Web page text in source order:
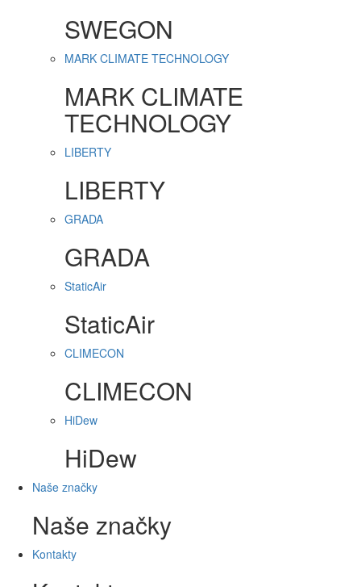
SWEGON
MARK CLIMATE TECHNOLOGY
MARK CLIMATE
TECHNOLOGY
LIBERTY
LIBERTY
GRADA
GRADA
StaticAir
StaticAir
CLIMECON
CLIMECON
HiDew
HiDew
Naše značky
Naše značky
Kontakty